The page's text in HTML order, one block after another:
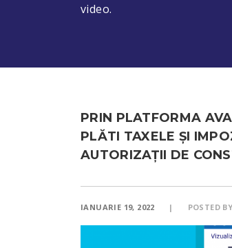
video.
PRIN PLATFORMA
PLĂTI TAXELE ŞI
AUTORIZAŢII DE
IANUARIE 19, 2022 POSTED